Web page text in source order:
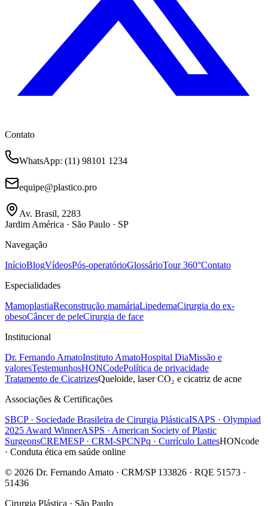
Contato
WhatsApp: (11) 98101 1234
equipe@plastico.pro
Av. Brasil, 2283
Jardim América · São Paulo · SP
Navegação
InícioBlogVídeosPós-operatórioGlossárioTour 360°Contato
Especialidades
MamoplastiaReconstrução mamáriaLipedemaCirurgia do ex-
obesoCâncer de peleCirurgia de face
Institucional
Dr. Fernando AmatoInstituto AmatoHospital DiaMissão e
valoresTestemunhosHONCodePolítica de privacidade
Tratamento de CicatrizesQueloide, laser CO₂ e cicatriz de acne
Associações & Certificações
SBCP · Sociedade Brasileira de Cirurgia PlásticaISAPS · Olympiad
2025 Award WinnerASPS · American Society of Plastic
SurgeonsCREMESP · CRM-SPCNPq · Currículo LattesHONcode
· Conduta ética em saúde online
© 2026 Dr. Fernando Amato · CRM/SP 133826 · RQE 51573 ·
51436
Cirurgia Plástica · São Paulo